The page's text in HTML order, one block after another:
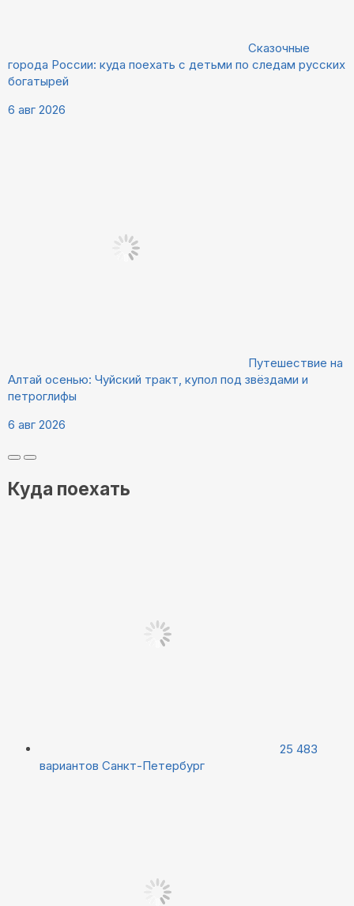
Сказочные
города России: куда поехать с детьми по следам русских
богатырей
6 авг 2026
Путешествие на
Алтай осенью: Чуйский тракт, купол под звёздами и
петроглифы
6 авг 2026
Куда поехать
25 483
вариантов Санкт-Петербург